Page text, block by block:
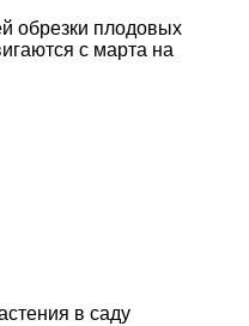
обрезки плодовых
с марта на
в саду